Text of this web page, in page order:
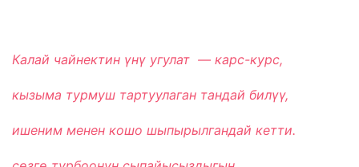
Калай чайнектин үнү угулат — карс-курс,
кызыма турмуш тартуулаган тандай билүү,
ишеним менен кошо шыпырылгандай кетти.